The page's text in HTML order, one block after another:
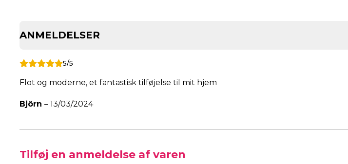
ANMELDELSER
5/5
Flot og moderne, et fantastisk tilføjelse til mit hjem
Björn – 13/03/2024
Tilføj en anmeldelse af varen